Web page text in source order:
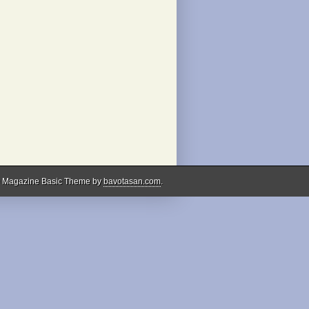
Magazine Basic Theme bybavotasan.com.